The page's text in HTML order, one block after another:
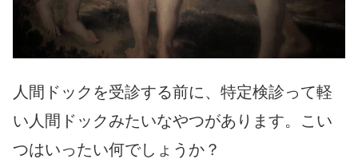
人間ドックを受診する前に、特定検診って軽
い人間ドックみたいなやつがあります。こい
つはいったい何でしょうか？